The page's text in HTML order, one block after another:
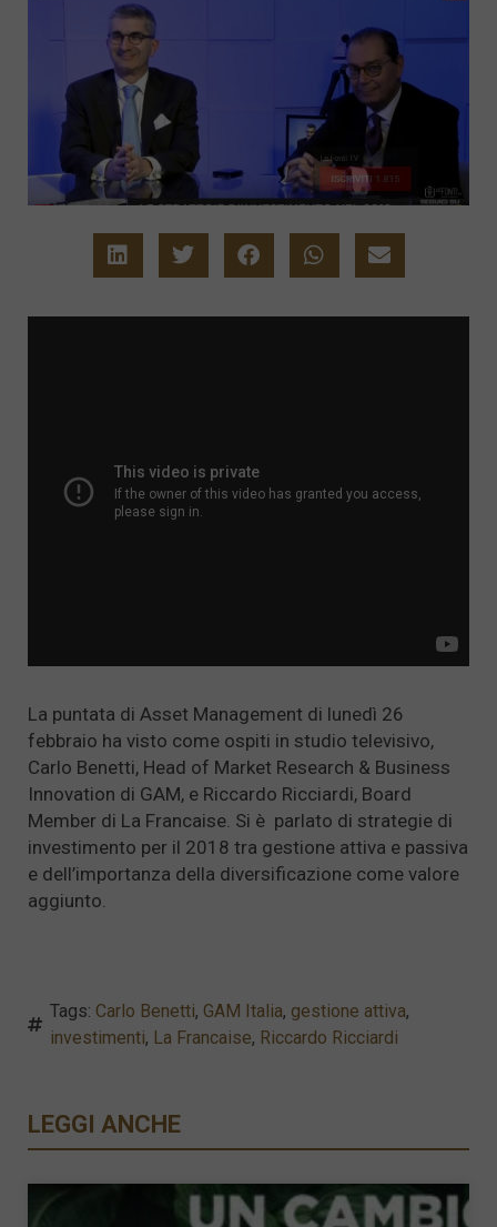
La puntata di Asset Management di lunedì 26
febbraio ha visto come ospiti in studio televisivo,
Carlo Benetti, Head of Market Research & Business
Innovation di GAM, e Riccardo Ricciardi, Board
Member di La Francaise. Si è parlato di strategie di
investimento per il 2018 tra gestione attiva e passiva
e dell’importanza della diversificazione come valore
aggiunto.
Tags: Carlo Benetti, GAM Italia, gestione attiva,
investimenti, La Francaise, Riccardo Ricciardi
LEGGI ANCHE